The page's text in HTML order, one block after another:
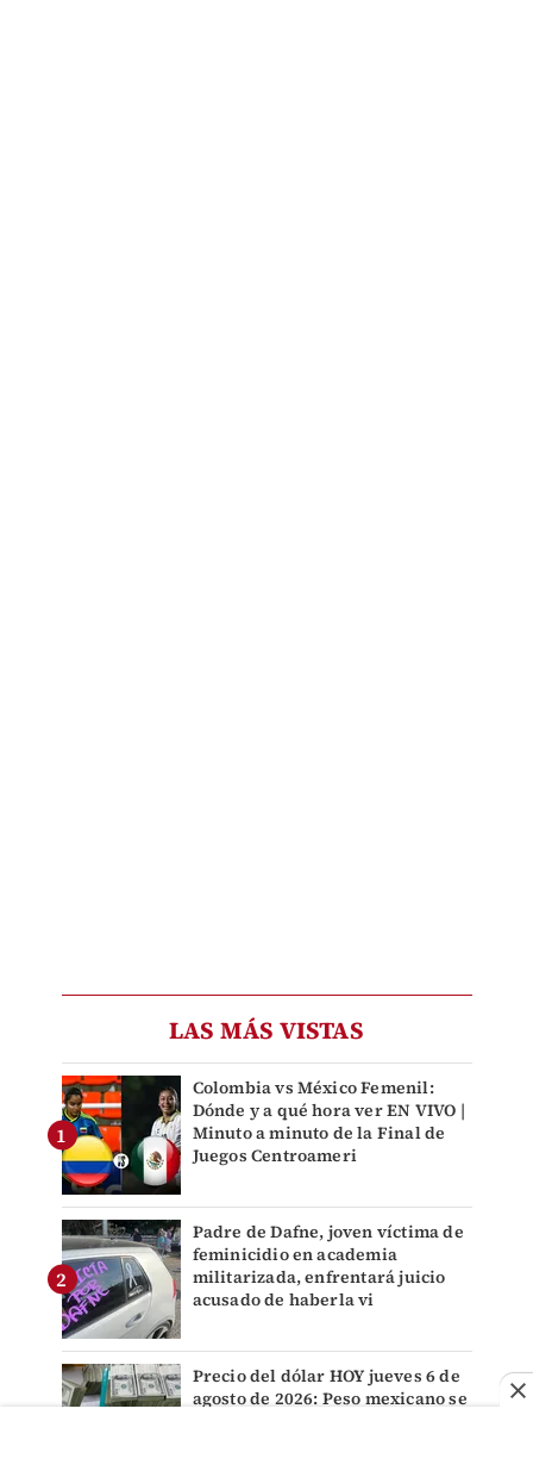
LAS MÁS VISTAS
Colombia vs México Femenil:
Dónde y a qué hora ver EN VIVO |
Minuto a minuto de la Final de
Juegos Centroameri
Padre de Dafne, joven víctima de
feminicidio en academia
militarizada, enfrentará juicio
acusado de haberla vi
Precio del dólar HOY jueves 6 de
agosto de 2026: Peso mexicano se